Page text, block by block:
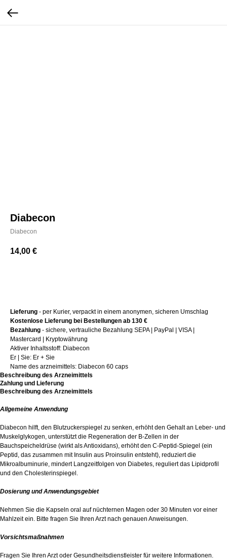
Diabecon
Diabecon
14,00 €
Lieferung - per Kurier, verpackt in einem anonymen, sicheren Umschlag
Kostenlose Lieferung bei Bestellungen ab 130 €
Bezahlung - sichere, vertrauliche Bezahlung SEPA | PayPal | VISA |
Mastercard | Kryptowährung
Aktiver Inhaltsstoff: Diabecon
Er | Sie: Er + Sie
Name des arzneimittels: Diabecon 60 caps
Beschreibung des Arzneimittels
Zahlung und Lieferung
Beschreibung des Arzneimittels
Allgemeine Anwendung
Diabecon hilft, den Blutzuckerspiegel zu senken, erhöht den Gehalt an Leber- und
Muskelglykogen, unterstützt die Regeneration der B-Zellen in der
Bauchspeicheldrüse (wirkt als Antioxidans), erhöht den C-Peptid-Spiegel (ein
Peptid, das zusammen mit Insulin aus Proinsulin entsteht), reduziert die
Mikroalbuminurie, mindert Langzeitfolgen von Diabetes, reguliert das Lipidprofil
und den Cholesterinspiegel.
Dosierung und Anwendungsgebiet
Nehmen Sie die Kapseln oral auf nüchternen Magen oder 30 Minuten vor einer
Mahlzeit ein. Bitte fragen Sie Ihren Arzt nach genauen Anweisungen.
Vorsichtsmaßnahmen
Fragen Sie Ihren Arzt oder Gesundheitsdienstleister für weitere Informationen.